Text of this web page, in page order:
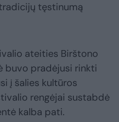
tęstinumą
ateities Birštono
buvo pradėjusi rinkti
į šalies kultūros
rengėjai sustabdė
kalba pati.